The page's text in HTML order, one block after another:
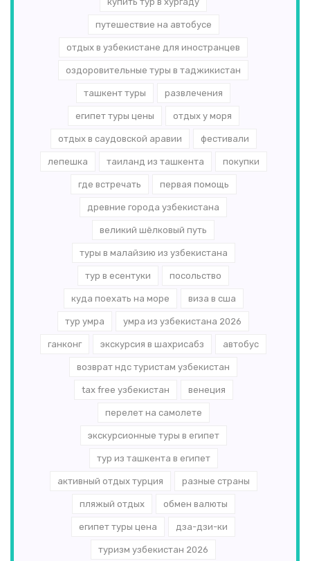
путешествие на автобусе
отдых в узбекистане для иностранцев
оздоровительные туры в таджикистан
ташкент туры развлечения
египет туры цены отдых у моря
отдых в саудовской аравии фестивали
лепешка таиланд из ташкента покупки
где встречать первая помощь
древние города узбекистана
великий шёлковый путь
туры в малайзию из узбекистана
тур в есентуки посольство
куда поехать на море виза в сша
тур умра умра из узбекистана 2026
ганконг экскурсия в шахрисабз автобус
возврат ндс туристам узбекистан
tax free узбекистан венеция
перелет на самолете
экскурсионные туры в египет
тур из ташкента в египет
активный отдых турция разные страны
пляжый отдых обмен валюты
египет туры цена дза-дзи-ки
туризм узбекистан 2026